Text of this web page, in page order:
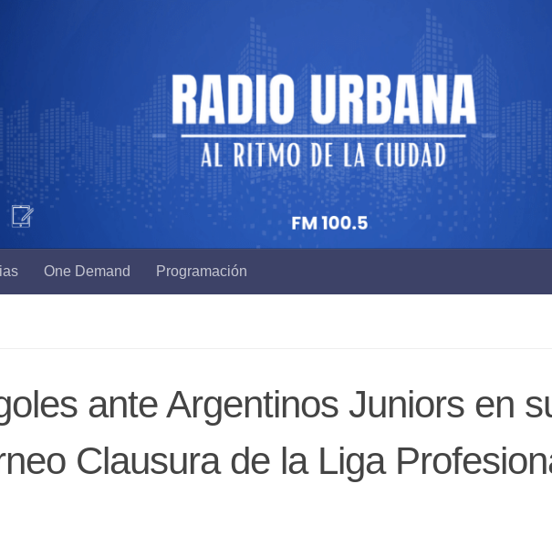
One Demand Programación
ante Argentinos Juniors en
Clausura de la Liga